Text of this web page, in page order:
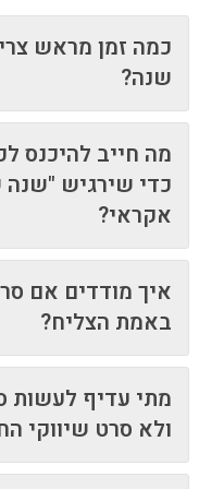
כמה זמן מראש
שנה?
מה חייב להיכנס
כדי שירגיש
אקראי?
איך מודדים אם
באמת הצליח?
מתי עדיף לעשות
ולא סרט שיווקי